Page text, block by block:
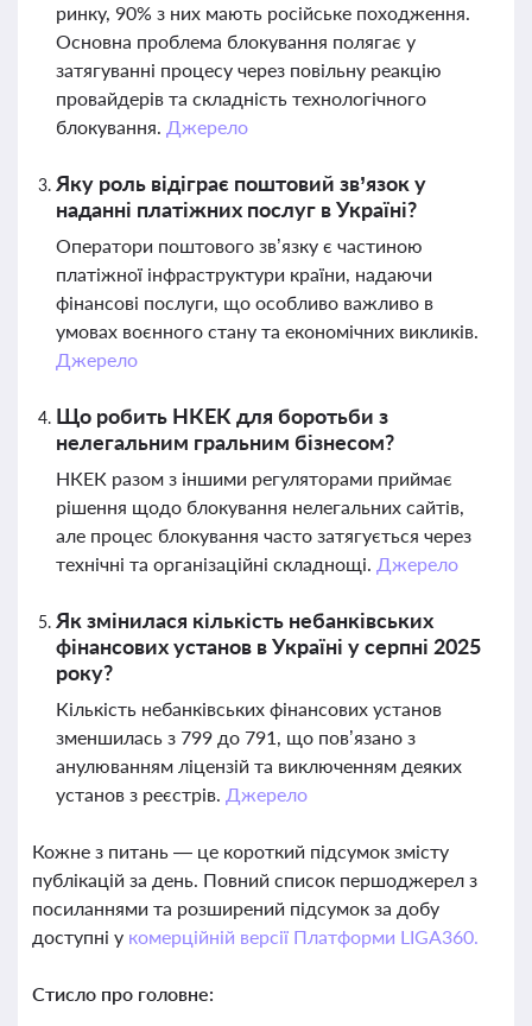
ринку, 90% з них мають російське походження.
Основна проблема блокування полягає у
затягуванні процесу через повільну реакцію
провайдерів та складність технологічного
блокування. Джерело
Яку роль відіграє поштовий зв’язок у
наданні платіжних послуг в Україні?
Оператори поштового зв’язку є частиною
платіжної інфраструктури країни, надаючи
фінансові послуги, що особливо важливо в
умовах воєнного стану та економічних викликів.
Джерело
Що робить НКЕК для боротьби з
нелегальним гральним бізнесом?
НКЕК разом з іншими регуляторами приймає
рішення щодо блокування нелегальних сайтів,
але процес блокування часто затягується через
технічні та організаційні складнощі. Джерело
Як змінилася кількість небанківських
фінансових установ в Україні у серпні 2025
року?
Кількість небанківських фінансових установ
зменшилась з 799 до 791, що пов’язано з
анулюванням ліцензій та виключенням деяких
установ з реєстрів. Джерело
Кожне з питань — це короткий підсумок змісту
публікацій за день. Повний список першоджерел з
посиланнями та розширений підсумок за добу
доступні у комерційній версії Платформи LIGA360.
Стисло про головне: